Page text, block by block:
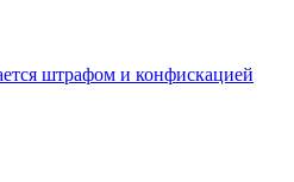
штрафом и конфискацией